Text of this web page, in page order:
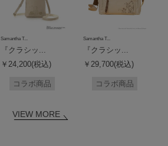
Samantha T...
『クラシッ...
￥24,200(税込)
コラボ商品
Samantha T...
『クラシッ...
￥29,700(税込)
コラボ商品
VIEW MORE